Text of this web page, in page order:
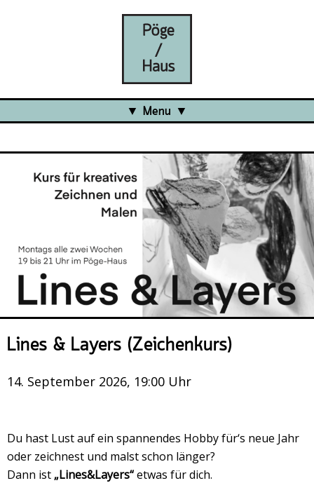
Menu
Projects
Über uns
Was ist das Pöge-Haus?
Team
Organisation
Mitarbeit
Veranstaltungsrückblick
Kontakt und Anfahrt
Presse/Newsletter
Lines & Layers (Zeichenkurs)
14. September 2026, 19:00 Uhr
Du hast Lust auf ein spannendes Hobby für‘s neue Jahr
oder zeichnest und malst schon länger?
Dann ist „Lines&Layers“etwas für dich.